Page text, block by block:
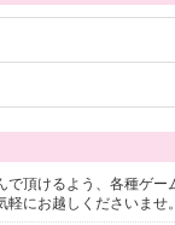
頂けるよう、各種ゲ
軽にお越しくださいませ